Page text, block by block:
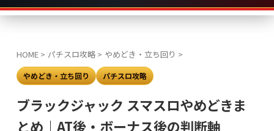
HOME > パチスロ攻略 > やめどき・立ち回り >
やめどき・立ち回り パチスロ攻略
ブラックジャック スマスロやめどきま
とめ｜AT後・ボーナス後の判断軸